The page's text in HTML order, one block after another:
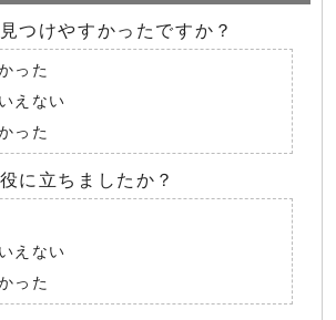
つけやすかったですか？
った
えない
った
に立ちましたか？
えない
った